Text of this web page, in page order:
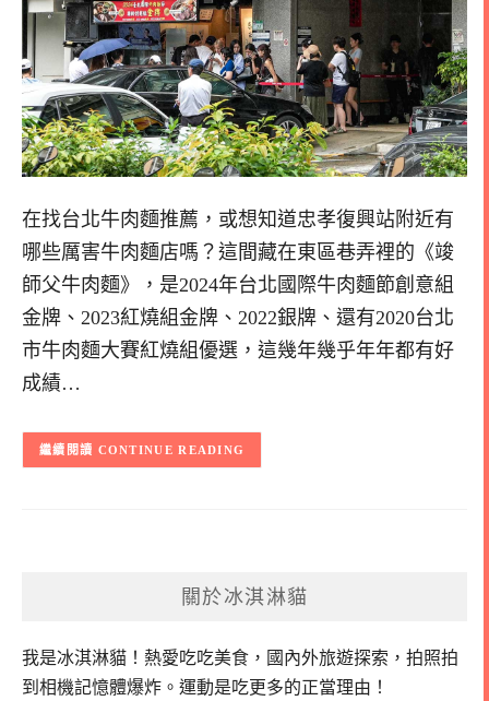
在找台北牛肉麵推薦，或想知道忠孝復興站附近有
哪些厲害牛肉麵店嗎？這間藏在東區巷弄裡的《竣
師父牛肉麵》，是2024年台北國際牛肉麵節創意組
金牌、2023紅燒組金牌、2022銀牌、還有2020台北
市牛肉麵大賽紅燒組優選，這幾年幾乎年年都有好
成績…
CONTINUE READING
關於冰淇淋貓
我是冰淇淋貓！ 熱愛吃吃美食，國內外旅遊探索，拍照拍
到相機記憶體爆炸。 運動是吃更多的正當理由！